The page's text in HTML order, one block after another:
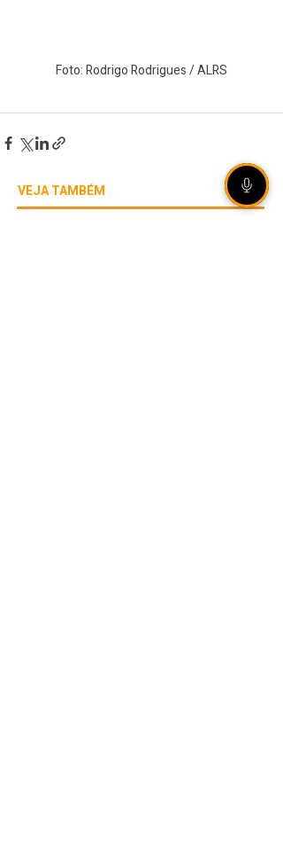
Foto: Rodrigo Rodrigues / ALRS
VEJA TAMBÉM